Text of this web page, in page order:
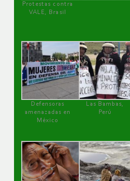
Protestas contra
VALE, Brasil
Defensoras
amenazadas en
México
Las Bambas,
Perú